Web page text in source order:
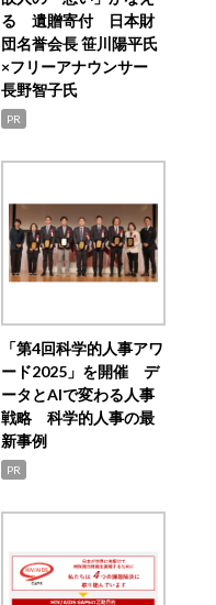
る 遺贈寄付 日本財
団名誉会長 笹川陽平氏
×フリーアナウンサー
長野智子氏
PR
「第4回科学的人事アワ
ード2025」を開催 デ
ータとAIで変わる人事
戦略 科学的人事の最
新事例
PR